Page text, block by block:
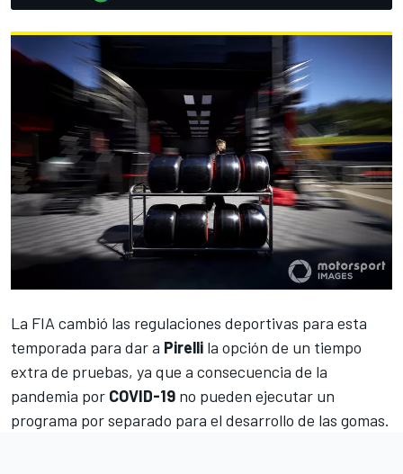
La FIA cambió las regulaciones deportivas para esta
temporada para dar a Pirelli la opción de un tiempo
extra de pruebas, ya que a consecuencia de la
pandemia por COVID-19 no pueden ejecutar un
programa por separado para el desarrollo de las gomas.